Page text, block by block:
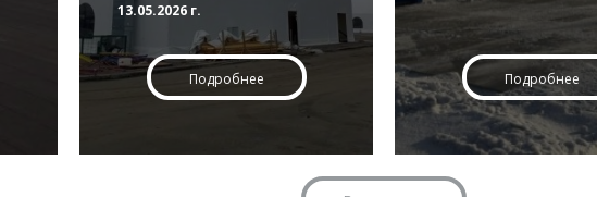
13.05.2026 г.
Подробнее Подробнее